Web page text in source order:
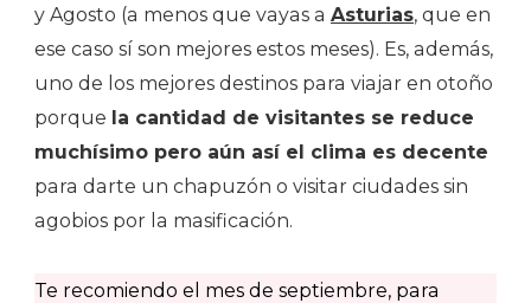
y Agosto (a menos que vayas a Asturias, que en
ese caso sí son mejores estos meses). Es, además,
uno de los mejores destinos para viajar en otoño
porque la cantidad de visitantes se reduce
muchísimo pero aún así el clima es decente
para darte un chapuzón o visitar ciudades sin
agobios por la masificación.
Te recomiendo el mes de septiembre, para